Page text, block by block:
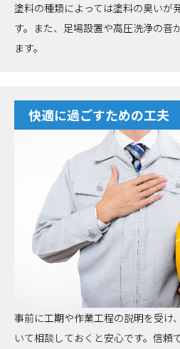
塗料の種類によっては塗料の臭いが
す。また、足場設置や高圧洗浄の音
ます。
快適に過ごすための工夫
事前に工期や作業工程の説明を受け
いて相談しておくと安心です。信頼